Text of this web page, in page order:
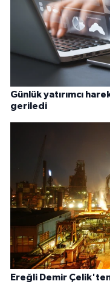
Günlük yatırımcı
geriledi
Ereğli Demir